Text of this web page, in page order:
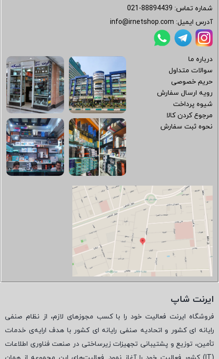
شماره تماس: 021-88894439
آدرس ایمیل: info@irnetshop.com
درباره ما
سوالات متداول
حریم خصوصی
رویه ارسال سفارش
شیوه پرداخت
مرجوع کردن کالا
نحوه ثبت سفارش
ایرنت شاپ
فروشگاه ایرنت فعالیت خود را با کسب مجوزهای لازم، از نظام صنفی
رایانه ای کشور و اتحادیه صنفی رایانه ای کشور با هدف ارایه‌ی خدمات
تأمین، توزیع و پشتیبانی تجهیزات زیرساختی در صنعت فناوری اطلاعات